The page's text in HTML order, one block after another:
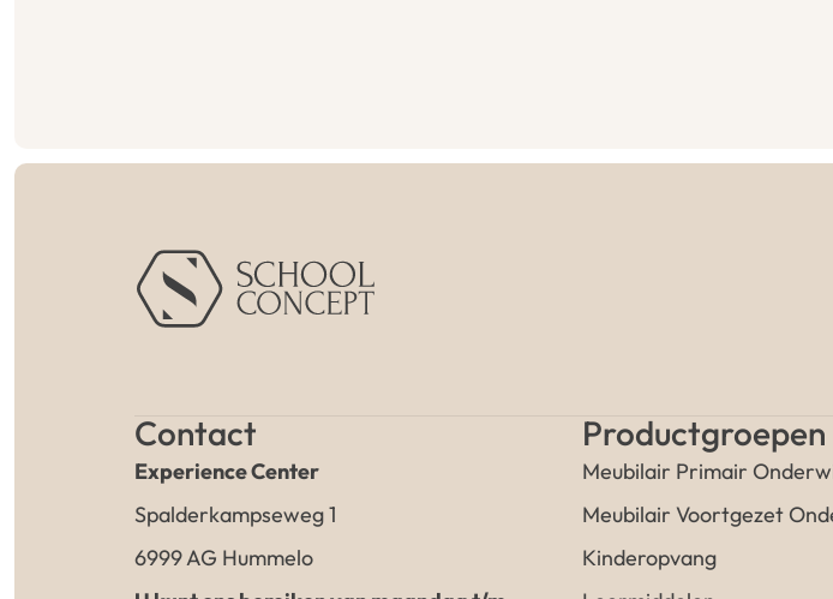
Contact
Experience Center
Spalderkampseweg 1
6999 AG Hummelo
Productgroepen
Meubilair Primair
Meubilair Voortgezet
Kinderopvang